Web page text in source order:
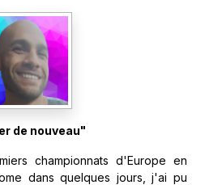
de nouveau"
championnats d'Europe en
dans quelques jours, j'ai pu